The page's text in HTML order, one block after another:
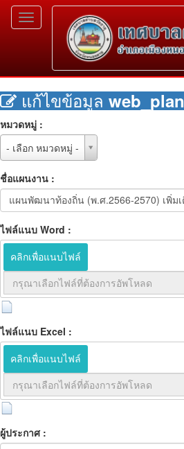
Toggle
navigation
แก้ไขข้อมูล web_plan
หมวดหมู่ :
- เลือก หมวดหมู่ -
หมวด
หมู่
ชื่อแผนงาน :
ไฟล์แนบ Word :
คลิกเพื่อแนบไฟล์
ไฟล์แนบ Excel :
คลิกเพื่อแนบไฟล์
ผู้ประกาศ :